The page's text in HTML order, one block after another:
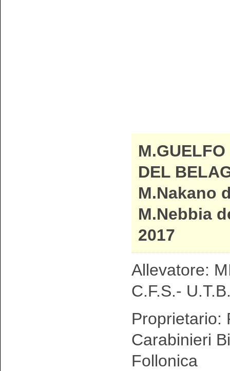
DEL
M.Nakano
M.Nebbia
2017
Allevatore:
C.F.S.-
Proprietario:
Carabinieri
Follonica